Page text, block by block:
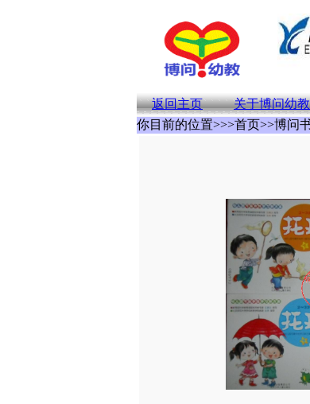
返回主页 关于博问幼教
你目前的位置>>>首页>>博问